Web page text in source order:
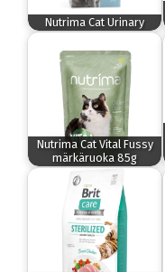
Nutrima Cat Urinary
Nutrima Cat Vital Fussy
märkäruoka 85g